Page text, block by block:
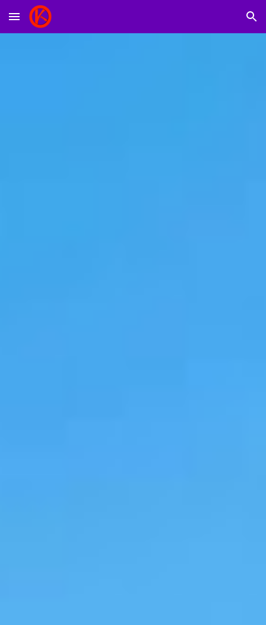
Skip to main content Skip to navigation